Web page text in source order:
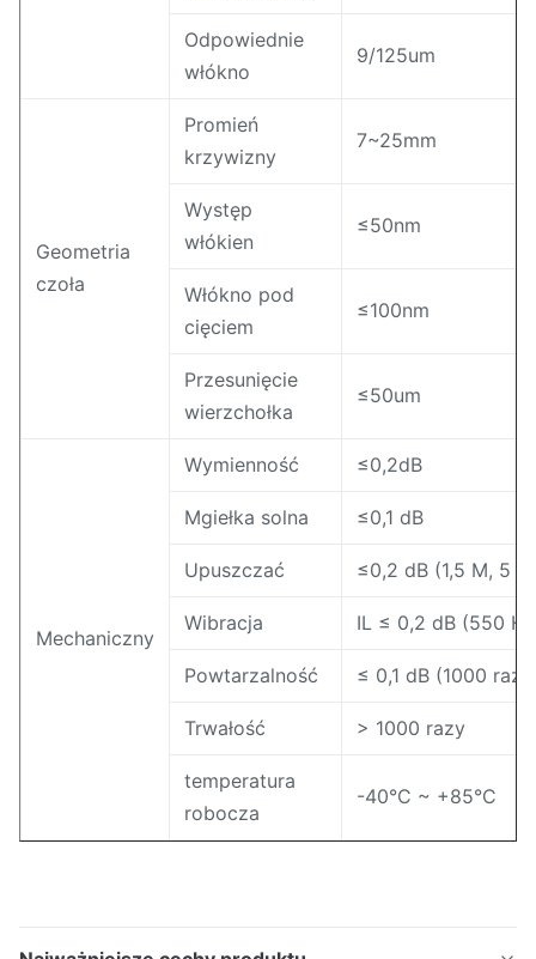
Odpowiednie
włókno
9/125um
Geometria
czoła
Promień
krzywizny
7~25mm
Występ
włókien
≤50nm
Włókno pod
cięciem
≤100nm
Przesunięcie
wierzchołka
≤50um
Mechaniczny
Wymienność ≤0,2dB
Mgiełka solna ≤0,1 dB
Upuszczać ≤0,2 dB (1,5 M, 5
Wibracja IL ≤ 0,2 dB (550
Powtarzalność ≤ 0,1 dB (1000
Trwałość > 1000 razy
temperatura
robocza
-40°C ~ +85°C